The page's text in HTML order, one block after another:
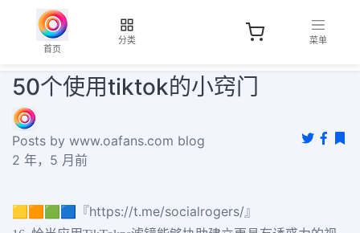
首页
分类 菜单
50个使用tiktok的小窍门
Posts by www.oafans.com blog
2 年，5 月前
🟨🟧🟩🟦『https://t.me/socialrogers/』